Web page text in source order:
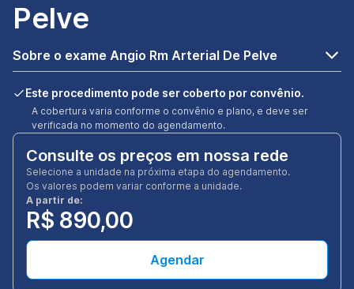
Pelve
Sobre o exame Angio Rm Arterial De Pelve
Este procedimento pode ser coberto por convênio.
A cobertura varia conforme o convênio e plano, e deve ser
verificada no momento do agendamento.
Consulte os preços em nossa rede
Selecione a unidade na próxima etapa do agendamento.
Os valores podem variar conforme a unidade.
A partir de:
R$ 890,00
Agendar